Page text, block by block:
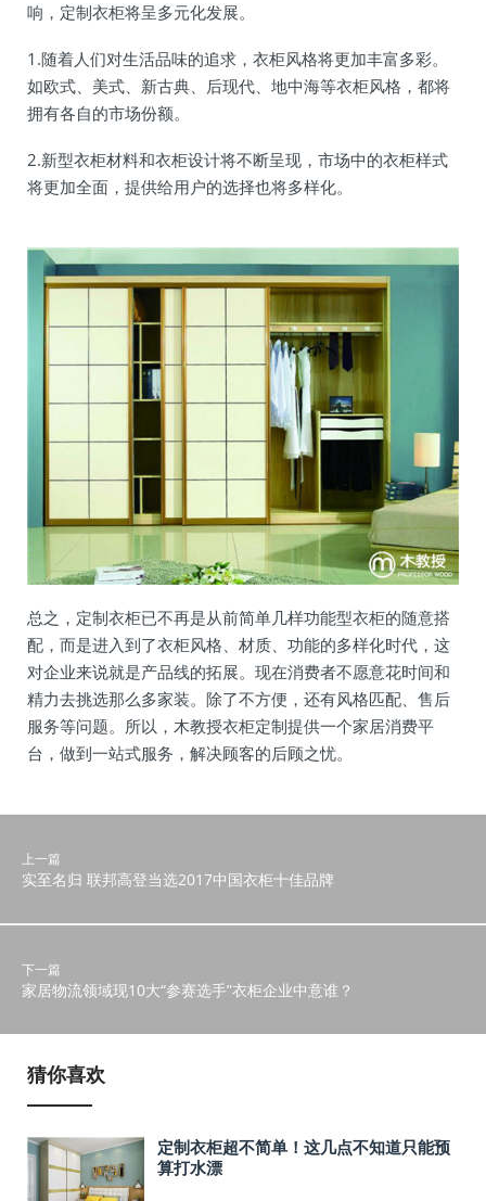
响，定制衣柜将呈多元化发展。
1.随着人们对生活品味的追求，衣柜风格将更加丰富多彩。
如欧式、美式、新古典、后现代、地中海等衣柜风格，都将
拥有各自的市场份额。
2.新型衣柜材料和衣柜设计将不断呈现，市场中的衣柜样式
将更加全面，提供给用户的选择也将多样化。
总之，定制衣柜已不再是从前简单几样功能型衣柜的随意搭
配，而是进入到了衣柜风格、材质、功能的多样化时代，这
对企业来说就是产品线的拓展。现在消费者不愿意花时间和
精力去挑选那么多家装。除了不方便，还有风格匹配、售后
服务等问题。所以，木教授衣柜定制提供一个家居消费平
台，做到一站式服务，解决顾客的后顾之忧。
上一篇
实至名归 联邦高登当选2017中国衣柜十佳品牌
下一篇
家居物流领域现10大“参赛选手”衣柜企业中意谁？
猜你喜欢
定制衣柜超不简单！这几点不知道只能预
算打水漂